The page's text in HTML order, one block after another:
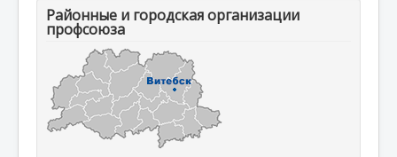
Районные и городская организации
профсоюза